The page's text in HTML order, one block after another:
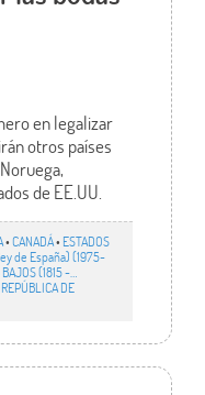
en legalizar
otros países
de EE.UU.
•CANADÁ• ESTADOS
de España) (1975-
(1815 -…
DE